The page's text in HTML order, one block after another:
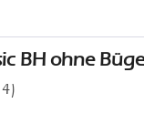
BH ohne
4)